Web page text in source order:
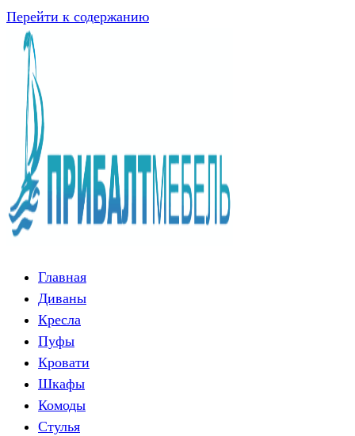
Перейти к содержанию
Главная
Диваны
Кресла
Пуфы
Кровати
Шкафы
Комоды
Стулья